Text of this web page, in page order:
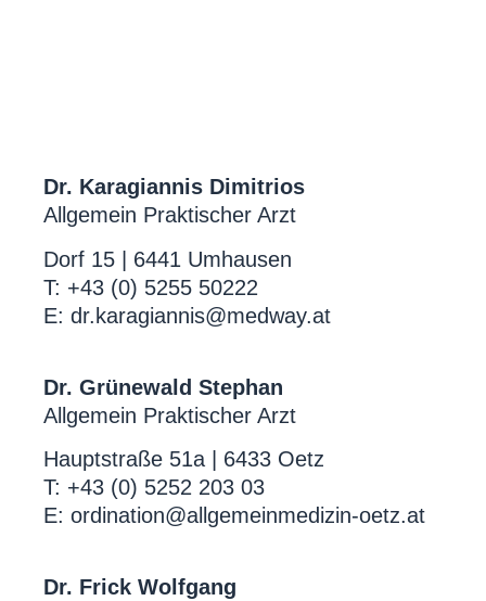
Dr. Karagiannis Dimitrios
Allgemein Praktischer Arzt
Dorf 15 | 6441 Umhausen
T: +43 (0) 5255 50222
E: dr.karagiannis@medway.at
Dr. Grünewald Stephan
Allgemein Praktischer Arzt
Hauptstraße 51a | 6433 Oetz
T: +43 (0) 5252 203 03
E: ordination@allgemeinmedizin-oetz.at
Dr. Frick Wolfgang